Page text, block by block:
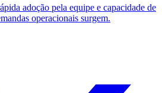
adoção pela equipe e capacidade de
operacionais surgem.